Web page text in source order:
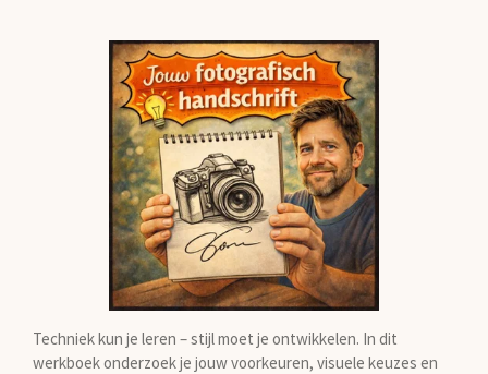
Techniek kun je leren – stijl moet je ontwikkelen. In dit
werkboek onderzoek je jouw voorkeuren, visuele keuzes en